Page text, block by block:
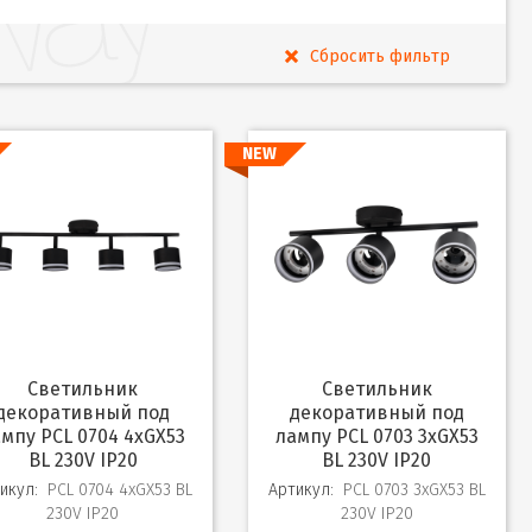
Светильник
под
PCL 0704 4xGX53
BL 230V IP20
PCL 0704 4xGX53 BL
230V IP20
NEW
Светильник
декоративный под
лампу PCL 0703 3xGX53
BL 230V IP20
Артикул: PCL 0703 3xGX53 BL
230V IP20